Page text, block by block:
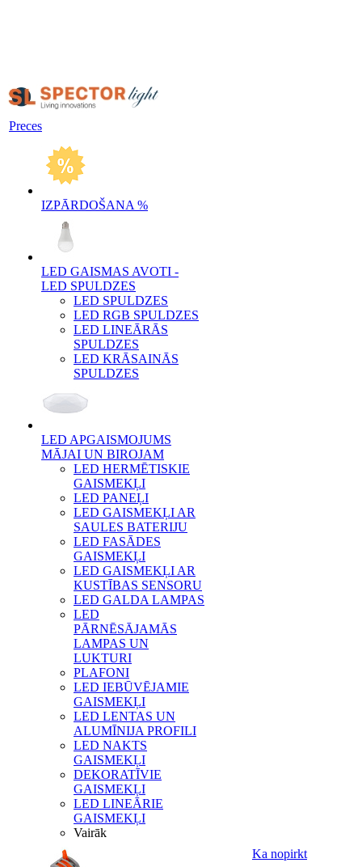
Preces
IZPĀRDOŠANA %
LED GAISMAS AVOTI -
LED SPULDZES
LED SPULDZES
LED RGB SPULDZES
LED LINEĀRĀS
SPULDZES
LED KRĀSAINĀS
SPULDZES
LED APGAISMOJUMS
MĀJAI UN BIROJAM
LED HERMĒTISKIE
GAISMEKĻI
LED PANEĻI
LED GAISMEKĻI AR
SAULES BATERIJU
LED FASĀDES
GAISMEKĻI
LED GAISMEKĻI AR
KUSTĪBAS SENSORU
LED GALDA LAMPAS
LED
PĀRNĒSĀJAMĀS
LAMPAS UN
LUKTURI
PLAFONI
LED IEBŪVĒJAMIE
GAISMEKĻI
LED LENTAS UN
ALUMĪNIJA PROFILI
LED NAKTS
GAISMEKĻI
DEKORATĪVIE
GAISMEKĻI
LED LINEĀRIE
GAISMEKĻI
Vairāk
Ka nopirkt